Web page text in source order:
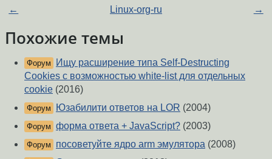
← Linux-org-ru →
Похожие темы
Форум
Ищу расширение типа Self-Destructing
Cookies с возможностью white-list для отдельных
cookie (2016)
Форум Юзабилити ответов на LOR (2004)
Форум форма ответа + JavaScript? (2003)
Форум посоветуйте ядро arm эмулятора (2008)